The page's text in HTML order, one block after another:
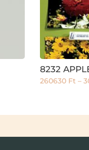
8232
260630 Ft –